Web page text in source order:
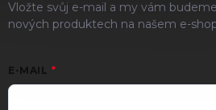
Vložte svůj e-mail a my vám
nových produktech na našem e-
E-MAIL